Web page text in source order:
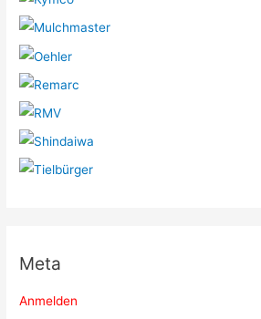
Meta
Anmelden